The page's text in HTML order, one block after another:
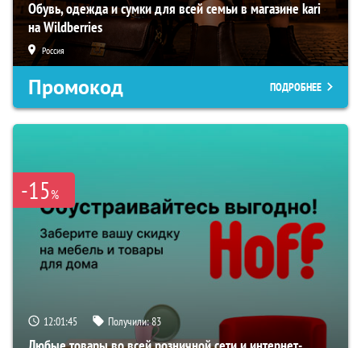
Обувь, одежда и сумки для всей семьи в магазине kari
на Wildberries
Россия
Промокод ПОДРОБНЕЕ
-15%
12:01:44 Получили:83